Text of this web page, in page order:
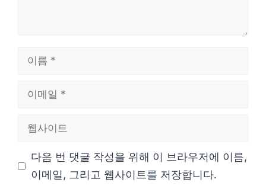
다음 번 댓글 작성을 위해 이 브라우저에 이름,
이메일, 그리고 웹사이트를 저장합니다.